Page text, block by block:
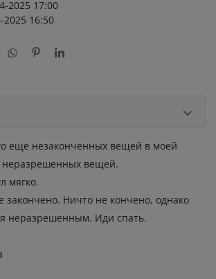
2025 17:00
16:50
еще незаконченных вещей в моей
неразрешенных вещей.
мягко.
закончено. Ничто не кончено, однако
неразрешенным. Иди спать.